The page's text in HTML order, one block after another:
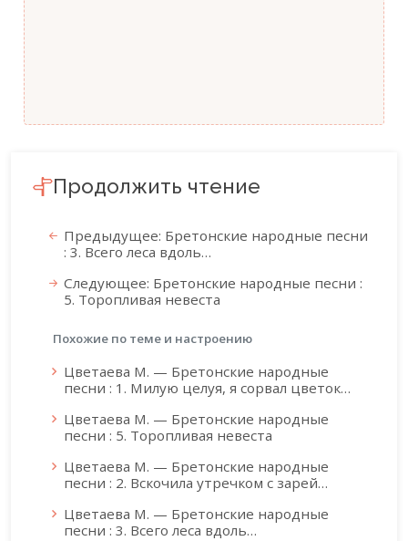
Продолжить чтение
Предыдущее: Бретонские народные песни
: 3. Всего леса вдоль…
Следующее: Бретонские народные песни :
5. Торопливая невеста
Похожие по теме и настроению
Цветаева М. — Бретонские народные
песни : 1. Милую целуя, я сорвал цветок…
Цветаева М. — Бретонские народные
песни : 5. Торопливая невеста
Цветаева М. — Бретонские народные
песни : 2. Вскочила утречком с зарей…
Цветаева М. — Бретонские народные
песни : 3. Всего леса вдоль…